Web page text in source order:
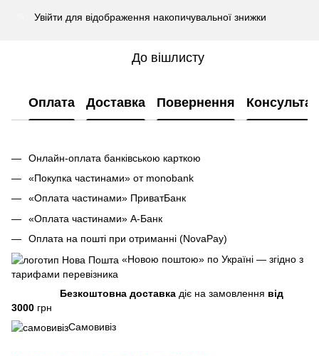
Увійти для відображення накопичувальної знижки
До вішлисту
Оплата Доставка Повернення
Онлайн-оплата банківською карткою
«Покупка частинами» от monobank
«Оплата частинами» ПриватБанк
«Оплата частинами» А-Банк
Оплата на пошті при отриманні (NovaPay)
«Новою поштою» по Україні — згідно з
тарифами перевізника
Безкоштовна доставка діє на замовлення від
3000 грн
Самовивіз